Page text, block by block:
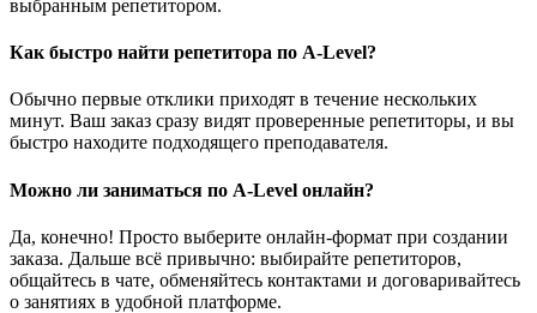
выбранным репетитором.
Как быстро найти репетитора по A-Level?
Обычно первые отклики приходят в течение нескольких
минут. Ваш заказ сразу видят проверенные репетиторы, и вы
быстро находите подходящего преподавателя.
Можно ли заниматься по A-Level онлайн?
Да, конечно! Просто выберите онлайн-формат при создании
заказа. Дальше всё привычно: выбирайте репетиторов,
общайтесь в чате, обменяйтесь контактами и договаривайтесь
о занятиях в удобной платформе.